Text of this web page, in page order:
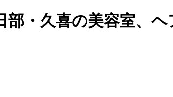
・久喜の美容室、ヘ